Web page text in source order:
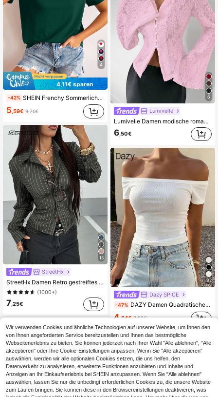
4
4,11€ sparen
-42% SHEIN Frenchy Sommerliches T-Shirt mit kurzem Arm und Rundhalsausschnitt, mit Stickerei von Herzen und lässigem Stil
5 ,59€ 9,70€
15
StreetHx
StreetHx Damen Retro gestreiftes figurbetontes Hemd
(1000+)
7,25€
6
Lumivelle
Lumivelle Damen modische romantische sexy Urlaubsstil einfarbige Bluse mit Glockenärmeln, Frühling/Sommer/Herbst
6,50€
32
Dazy SPICE
-47% DAZY Damen Quadratischer Ausschnitt figurbetontes geripptes Trägertop, Sommer Top
4,84€9,22€
Wir verwenden Cookies und ähnliche Technologien auf unserer Website, um Ihnen den
von Ihnen angeforderten Service bereitzustellen und Ihnen das bestmögliche
Webseitenerlebnis zu bieten. Sie können jederzeit nach Ihrer Wahl "Alle ablehnen", "Alle
akzeptieren" oder Ihre Cookie-Einstellungen anpassen. Wenn Sie "Alle akzeptieren"
auswählen, werden wir alle optionalen Cookies setzen, die uns helfen, den
Datenverkehr zu analysieren, erweiterte Funktionen anzubieten und Inhalte und
Anzeigen an Ihr Einkaufserlebnis bei SHEIN anzupassen. Wenn Sie "Alle ablehnen"
auswählen, lassen Sie nur die unbedingt erforderlichen Cookies zu, die unsere Website
zum Laufen bringen. Sie können diese in den Browsereinstellungen deaktivieren, was